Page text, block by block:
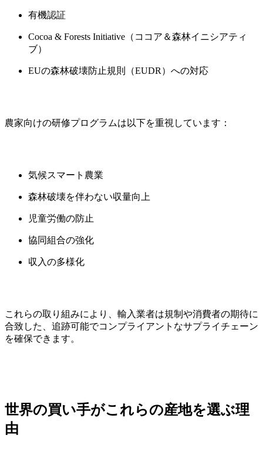
有機認証
Cocoa & Forests Initiative（ココア＆森林イニシアティ
ブ）
EUの森林破壊防止規則（EUDR）への対応
農家向けの研修プログラムは以下を重視しています：
気候スマート農業
森林破壊を伴わない収量向上
児童労働の防止
協同組合の強化
収入の多様化
これらの取り組みにより、輸入業者は規制や消費者の期待に
合致した、追跡可能でコンプライアントなサプライチェーン
を確保できます。
世界の買い手がこれらの産地を選ぶ理
由